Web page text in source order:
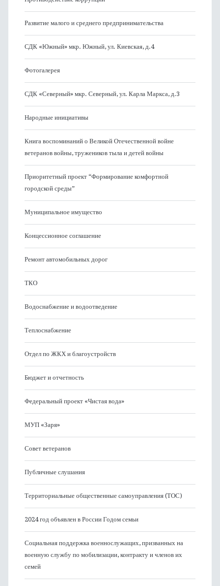
Развитие малого и среднего предпринимательства
СДК «Южный» мкр. Южный, ул. Киевская, д.4
Фотогалерея
СДК «Северный» мкр. Северный, ул. Карла Маркса, д.3
Народные инициативы
Книга воспоминаний о Великой Отечественной войне
ветеранов войны, тружеников тыла и детей войны
Приоритетный проект “Формирование комфортной
городской среды”
Муниципальное имущество
Концессионное соглашение
Ремонт автомобильных дорог
ТКО
Водоснабжение и водоотведение
Теплоснабжение
Отдел по ЖКХ и благоустройств
Бюджет и отчетность
Федеральный проект «Чистая вода»
МУП «Заря»
Совет ветеранов
Публичные слушания
Территориальные общественные самоуправления (ТОС)
2024 год объявлен в России Годом семьи
Социальная поддержка военнослужащих, призванных на
военную службу по мобилизации, контракту и членов их
семей